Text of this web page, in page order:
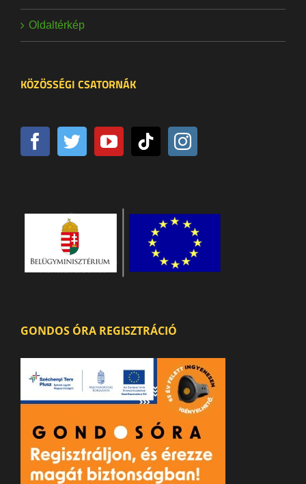
Oldaltérkép
KÖZÖSSÉGI CSATORNÁK
GONDOS ÓRA REGISZTRÁCIÓ